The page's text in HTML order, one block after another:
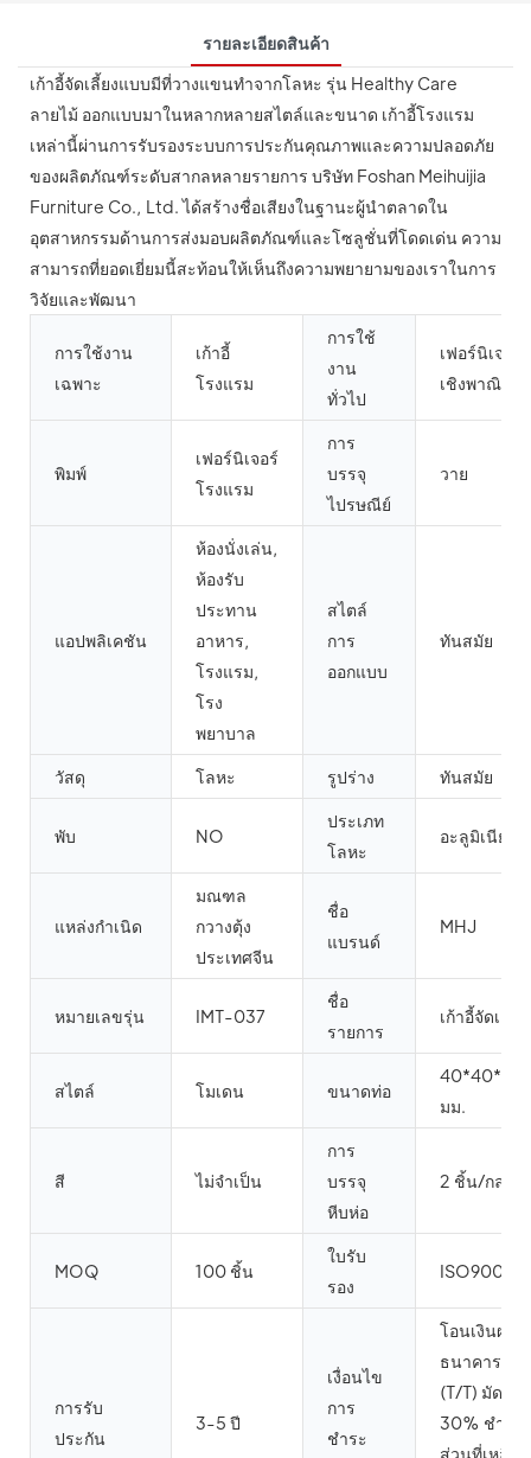
รายละเอียดสินค้า
เก้าอี้จัดเลี้ยงแบบมีที่วางแขนทำจากโลหะ รุ่น Healthy Care
ลายไม้ ออกแบบมาในหลากหลายสไตล์และขนาด เก้าอี้โรงแรม
เหล่านี้ผ่านการรับรองระบบการประกันคุณภาพและความปลอดภัย
ของผลิตภัณฑ์ระดับสากลหลายรายการ บริษัท Foshan Meihuijia
Furniture Co., Ltd. ได้สร้างชื่อเสียงในฐานะผู้นำตลาดใน
อุตสาหกรรมด้านการส่งมอบผลิตภัณฑ์และโซลูชั่นที่โดดเด่น ความ
สามารถที่ยอดเยี่ยมนี้สะท้อนให้เห็นถึงความพยายามของเราในการ
วิจัยและพัฒนา
การใช้งาน
เฉพาะ
เก้าอี้
โรงแรม
การใช้
งาน
ทั่วไป
เฟอร์นิเจอร์
เชิงพาณิชย์
พิมพ์
เฟอร์นิเจอร์
โรงแรม
การ
บรรจุ
ไปรษณีย์
วาย
แอปพลิเคชัน
ห้องนั่งเล่น,
ห้องรับ
ประทาน
อาหาร,
โรงแรม,
โรง
พยาบาล
สไตล์
การ
ออกแบบ
ทันสมัย
วัสดุ โลหะ รูปร่าง ทันสมัย
พับ NO
ประเภท
โลหะ
อะลูมิเนียม
แหล่งกำเนิด
มณฑล
กวางตุ้ง
ประเทศจีน
ชื่อ
แบรนด์
MHJ
หมายเลขรุ่น IMT-037
ชื่อ
รายการ
เก้าอี้จัดเลี้ยง
สไตล์ โมเดน ขนาดท่อ
40*40*3.0
มม.
สี ไม่จำเป็น
การ
บรรจุ
หีบห่อ
2 ชิ้น/กล่อง
MOQ 100 ชิ้น
ใบรับ
รอง
ISO9001
การรับ
ประกัน
3-5 ปี
เงื่อนไข
การ
ชำระ
โอนเงินผ่าน
ธนาคาร
(T/T) มัดจำ
30% ชำระ